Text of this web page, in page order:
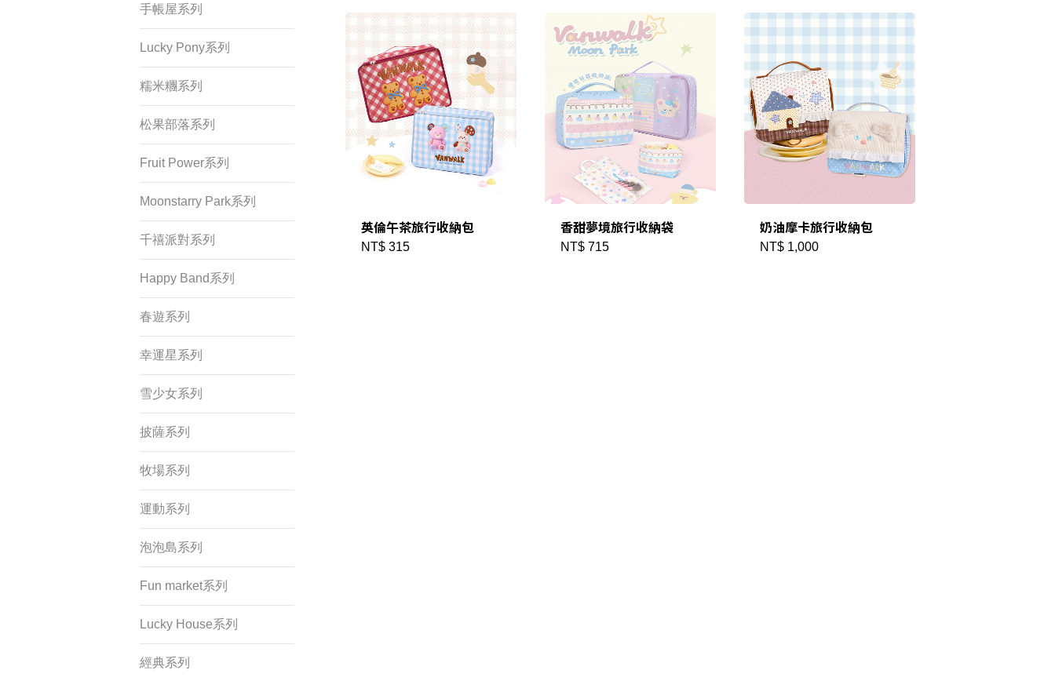
手帳屋系列
Lucky Pony系列
糯米糰系列
松果部落系列
Fruit Power系列
Moonstarry Park系列
千禧派對系列
Happy Band系列
春遊系列
幸運星系列
雪少女系列
披薩系列
牧場系列
運動系列
泡泡島系列
Fun market系列
Lucky House系列
經典系列
英倫午茶旅行收納包
NT$ 315
香甜夢境旅行收納袋
NT$ 715
奶油摩卡旅行收納包
NT$ 1,000